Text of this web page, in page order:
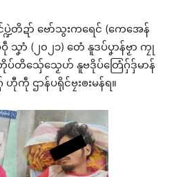
ဍဲတိဍာ် ဗော်သွးကရေင် (ကေအေန်
(၂၀၂၁) တေံ နူဒပ်ပၞာန်ဗၟာ ကၠု
တိုပ်တိသှ်ေသၟေဟ် နူဗဒိုပ်တြေံဂှ်ဒှ်မာန်
ကဵု ဌာန်ပရိုင်ဗၠးၜးမန်ရ။